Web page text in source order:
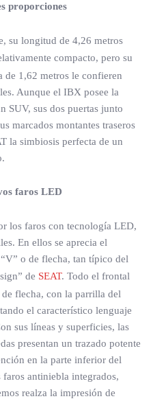
proporciones
su longitud de 4,26 metros
compacto, pero su
de 1,62 metros le confieren
Aunque el IBX posee la
SUV, sus dos puertas junto
marcados montantes traseros
la simbiosis perfecta de un
faros LED
los faros con tecnología LED,
En ellos se aprecia el
o de flecha, tan típico del
de SEAT. Todo el frontal
flecha, con la parrilla del
el característico lenguaje
sus líneas y superficies, las
presentan un trazado potente
en la parte inferior del
antiniebla integrados,
realza la impresión de